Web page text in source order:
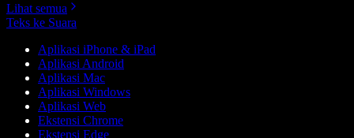
Lihat semua
Teks ke Suara
Aplikasi iPhone & iPad
Aplikasi Android
Aplikasi Mac
Aplikasi Windows
Aplikasi Web
Ekstensi Chrome
Ekstensi Edge